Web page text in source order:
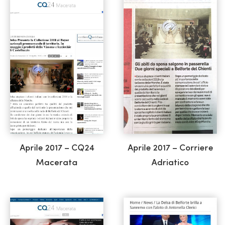
Aprile 2017 – CQ24
Macerata
Aprile 2017 – Corriere
Adriatico